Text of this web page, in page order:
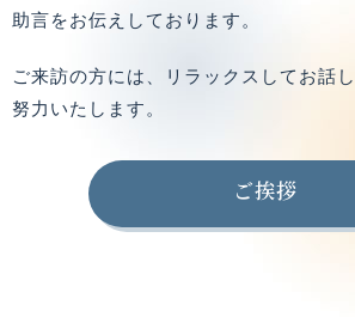
助言をお伝えしております。
ご来訪の方には、リラックスしてお話
努力いたします。
ご挨拶